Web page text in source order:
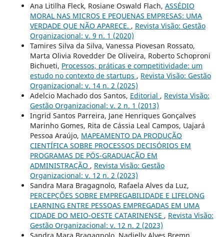
Ana Litilha Fleck, Rosiane Oswald Flach, ASSÉDIO
MORAL NAS MICROS E PEQUENAS EMPRESAS: UMA
VERDADE QUE NÃO APARECE. , Revista Visão: Gestão
Organizacional: v. 9 n. 1 (2020)
Tamires Silva da Silva, Vanessa Piovesan Rossato,
Marta Olivia Rovedder De Oliveira, Roberto Schoproni
Bichueti, Processos, práticas e competitividade: um
estudo no contexto de startups , Revista Visão: Gestão
Organizacional: v. 14 n. 2 (2025)
Adelcio Machado dos Santos, Editorial , Revista Visão:
Gestão Organizacional: v. 2 n. 1 (2013)
Ingrid Santos Parreira, Jane Henriques Gonçalves
Marinho Gomes, Rita de Cássia Leal Campos, Uajará
Pessoa Araújo, MAPEAMENTO DA PRODUÇÃO
CIENTÍFICA SOBRE PROCESSOS DECISÓRIOS EM
PROGRAMAS DE PÓS-GRADUAÇÃO EM
ADMINISTRAÇÃO , Revista Visão: Gestão
Organizacional: v. 12 n. 2 (2023)
Sandra Mara Bragagnolo, Rafaela Alves da Luz,
PERCEPÇÕES SOBRE EMPREGABILIDADE E LIFELONG
LEARNING ENTRE PESSOAS EMPREGADAS EM UMA
CIDADE DO MEIO-OESTE CATARINENSE , Revista Visão:
Gestão Organizacional: v. 12 n. 2 (2023)